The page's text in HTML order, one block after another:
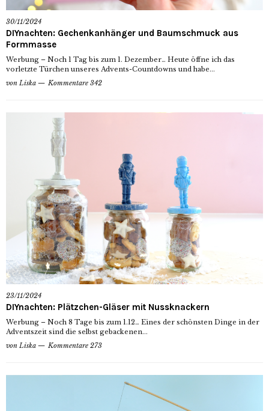
30/11/2024
DIYnachten: Gechenkanhänger und Baumschmuck aus
Formmasse
Werbung – Noch 1 Tag bis zum 1. Dezember… Heute öffne ich das
vorletzte Türchen unseres Advents-Countdowns und habe...
von Liska Kommentare 342
23/11/2024
DIYnachten: Plätzchen-Gläser mit Nussknackern
Werbung – Noch 8 Tage bis zum 1.12… Eines der schönsten Dinge in der
Adventszeit sind die selbst gebackenen...
von Liska Kommentare 273